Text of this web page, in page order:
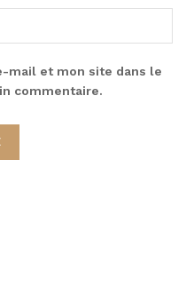
mail et mon site dans le
commentaire.